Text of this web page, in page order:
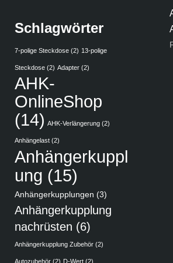
Schlagwörter
7-polige Steckdose (2) 13-polige
Steckdose (2) Adapter (2)
AHK-
OnlineShop
(14) AHK-Verlängerung (2)
Anhängelast (2)
Anhängerkuppl
ung (15)
Anhängerkupplungen (3)
Anhängerkupplung
nachrüsten (6)
Anhängerkupplung Zubehör (2)
Autozubehör (2) D-Wert (2)